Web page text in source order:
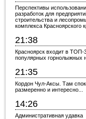
Перспективы
разработок для
строительства и
комплекса Красноярского
21:38
Красноярск входит в ТОП-
популярных горнолыжных
21:35
Кордон Чул-Аксы. Там
размеренно и интересно...
14:26
Административная удавка